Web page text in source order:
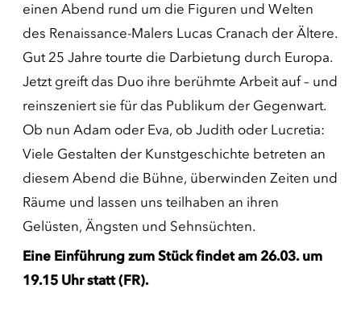
einen Abend rund um die Figuren und Welten
des Renaissance-Malers Lucas Cranach der Ältere.
Gut 25 Jahre tourte die Darbietung durch Europa.
Jetzt greift das Duo ihre berühmte Arbeit auf – und
reinszeniert sie für das Publikum der Gegenwart.
Ob nun Adam oder Eva, ob Judith oder Lucretia:
Viele Gestalten der Kunstgeschichte betreten an
diesem Abend die Bühne, überwinden Zeiten und
Räume und lassen uns teilhaben an ihren
Gelüsten, Ängsten und Sehnsüchten.
Eine Einführung zum Stück findet am 26.03. um
19.15 Uhr statt (FR).